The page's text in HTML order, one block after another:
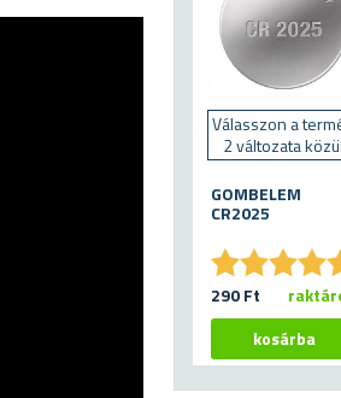
Válasszon a
2 változata közül
GOMBELEM
CR2025
★★★★
★★★★
290 Ft